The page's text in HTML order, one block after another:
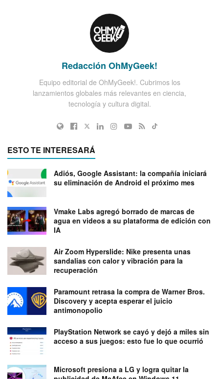
Redacción OhMyGeek!
Equipo editorial de OhMyGeek!. Cubrimos los
lanzamientos globales más relevantes en ciencia,
tecnología y cultura digital.
ESTO TE INTERESARÁ
Adiós, Google Assistant: la compañía iniciará
su eliminación de Android el próximo mes
Vmake Labs agregó borrado de marcas de
agua en videos a su plataforma de edición con
IA
Air Zoom Hyperslide: Nike presenta unas
sandalias con calor y vibración para la
recuperación
Paramount retrasa la compra de Warner Bros.
Discovery y acepta esperar el juicio
antimonopolio
PlayStation Network se cayó y dejó a miles sin
acceso a sus juegos: esto fue lo que ocurrió
Microsoft presiona a LG y logra quitar la